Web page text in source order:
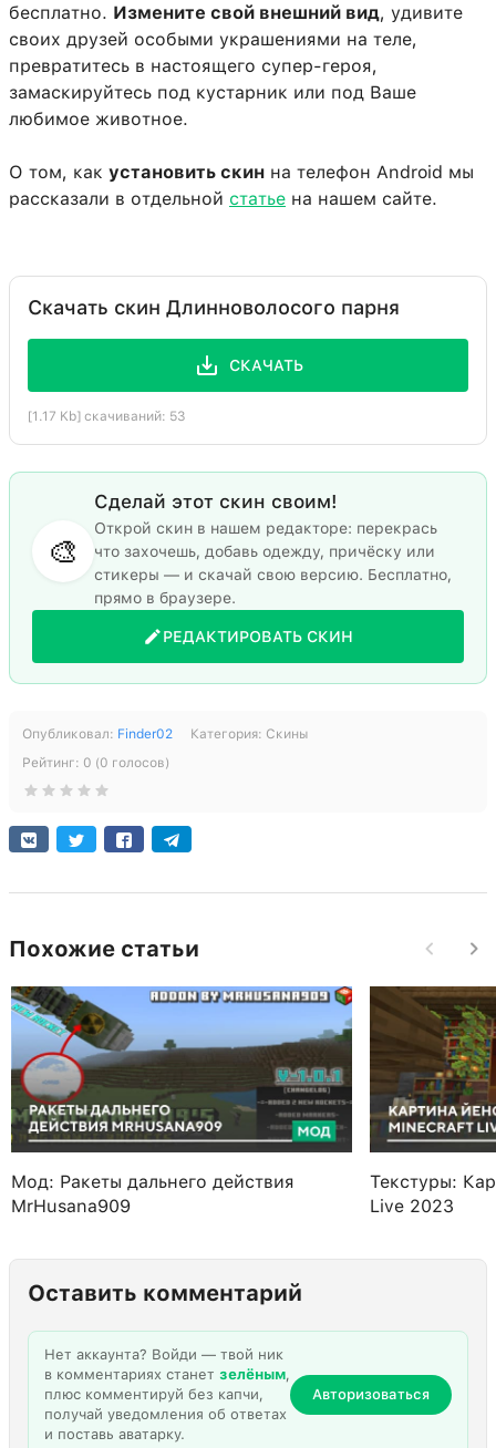
бесплатно. Измените свой внешний вид, удивите
своих друзей особыми украшениями на теле,
превратитесь в настоящего супер-героя,
замаскируйтесь под кустарник или под Ваше
любимое животное.
О том, как установить скин на телефон Android мы
рассказали в отдельной статье на нашем сайте.
Скачать скин Длинноволосого парня
СКАЧАТЬ
[1.17 Kb] скачиваний: 53
🎨
Сделай этот скин своим!
Открой скин в нашем редакторе: перекрась
что захочешь, добавь одежду, причёску или
стикеры — и скачай свою версию. Бесплатно,
прямо в браузере.
РЕДАКТИРОВАТЬ СКИН
Опубликовал: Finder02 Категория: Скины
Рейтинг: 0 (0 голосов)
Похожие статьи
Мод: Ракеты дальнего действия
MrHusana909
Текстуры:
Live 2023
Оставить комментарий
Нет аккаунта? Войди — твой ник
в комментариях станет зелёным,
плюс комментируй без капчи,
получай уведомления об ответах
и поставь аватарку.
Авторизоваться